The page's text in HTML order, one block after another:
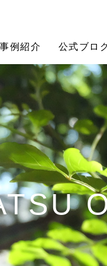
事例紹介 公式ブロ